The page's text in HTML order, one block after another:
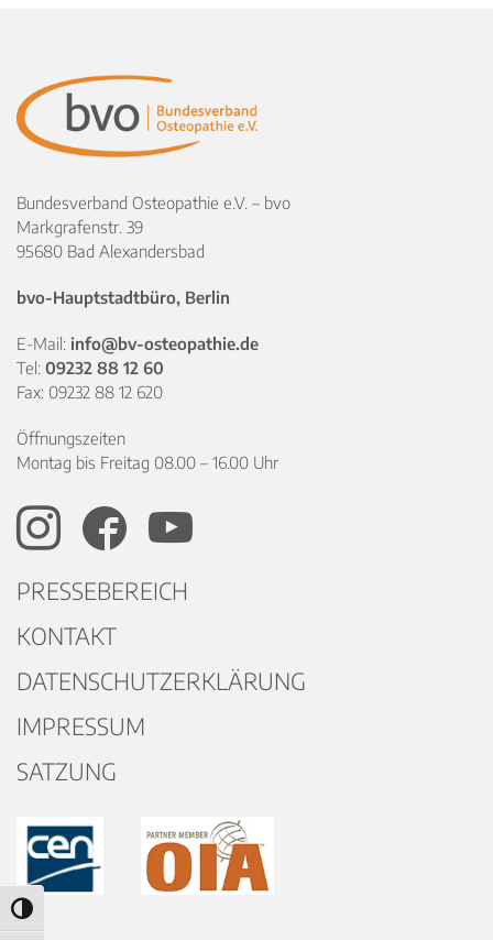
Umschalten auf hohe Kontraste
Bundesverband Osteopathie e.V. – bvo
Markgrafenstr. 39
95680 Bad Alexandersbad
bvo-Hauptstadtbüro, Berlin
E-Mail: info@bv-osteopathie.de
Tel: 09232 88 12 60
Fax: 09232 88 12 620
Öffnungszeiten
Montag bis Freitag 08.00 – 16.00 Uhr
PRESSEBEREICH
KONTAKT
DATENSCHUTZERKLÄRUNG
IMPRESSUM
SATZUNG